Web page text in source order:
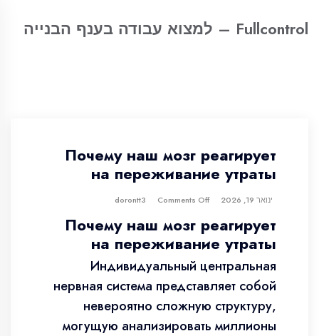
Fullcontrol – למצוא עבודה בענף הבנייה
Почему наш мозг реагирует
на переживание утраты
ינואר 19, 2026 dorontt3
Comments Off
Почему наш мозг реагирует
на переживание утраты
Индивидуальный центральная
нервная система представляет собой
невероятно сложную структуру,
могущую анализировать миллионы